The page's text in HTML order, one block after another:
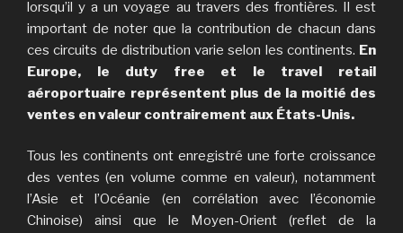
lorsqu’il y a un voyage au travers des frontières. Il est
important de noter que la contribution de chacun dans
ces circuits de distribution varie selon les continents. En
Europe, le duty free et le travel retail
aéroportuaire représentent plus de la moitié des
ventes en valeur contrairement aux États-Unis.
Tous les continents ont enregistré une forte croissance
des ventes (en volume comme en valeur), notamment
l’Asie et l’Océanie (en corrélation avec l’économie
Chinoise) ainsi que le Moyen-Orient (reflet de la